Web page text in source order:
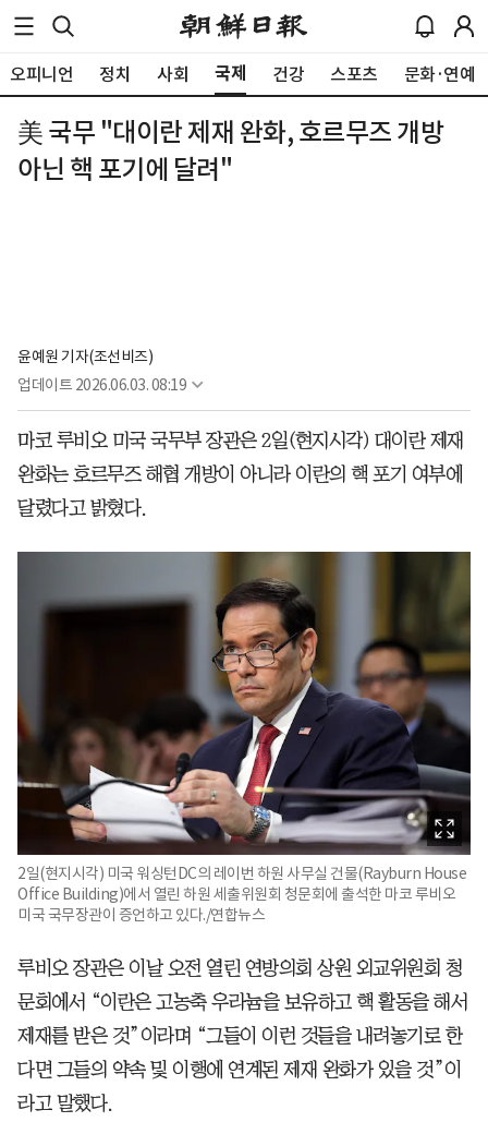
오피니언 정치 사회 국제 건강 스포츠 문화·연예
美 국무 "대이란 제재 완화, 호르무즈 개방
아닌 핵 포기에 달려"
윤예원 기자(조선비즈)
업데이트 2026.06.03. 08:19
마코 루비오 미국 국무부 장관은 2일(현지시각) 대이란 제재
완화는 호르무즈 해협 개방이 아니라 이란의 핵 포기 여부에
달렸다고 밝혔다.
2일(현지시각) 미국 워싱턴DC의 레이번 하원 사무실 건물(Rayburn House
Office Building)에서 열린 하원 세출위원회 청문회에 출석한 마코 루비오
미국 국무장관이 증언하고 있다./연합뉴스
루비오 장관은 이날 오전 열린 연방의회 상원 외교위원회 청
문회에서 “이란은 고농축 우라늄을 보유하고 핵 활동을 해서
제재를 받은 것”이라며 “그들이 이런 것들을 내려놓기로 한
다면 그들의 약속 및 이행에 연계된 제재 완화가 있을 것”이
라고 말했다.